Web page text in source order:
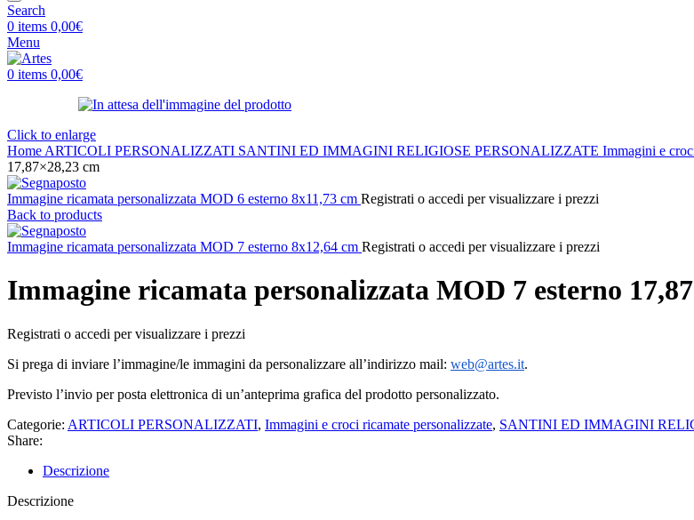
Search
0 items 0,00€
Menu
0 items 0,00€
Click to enlarge
Home ARTICOLI PERSONALIZZATI SANTINI ED IMMAGINI RELIGIOSE PERSONALIZZATE Immagini e
17,87×28,23 cm
Immagine ricamata personalizzata MOD 6 esterno 8x11,73 cm Registrati o accedi per visualizzare i prezzi
Back to products
Immagine ricamata personalizzata MOD 7 esterno 8x12,64 cm Registrati o accedi per visualizzare i prezzi
Immagine ricamata personalizzata MOD 7 esterno
Registrati o accedi per visualizzare i prezzi
Si prega di inviare l’immagine/le immagini da personalizzare all’indirizzo mail: web@artes.it.
Previsto l’invio per posta elettronica di un’anteprima grafica del prodotto personalizzato.
Categorie: ARTICOLI PERSONALIZZATI, Immagini e croci ricamate personalizzate, SANTINI ED IMMAGINI
Share:
Descrizione
Descrizione